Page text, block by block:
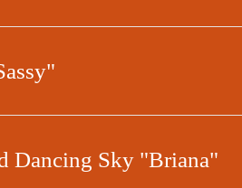
Dancing Sky "Briana"